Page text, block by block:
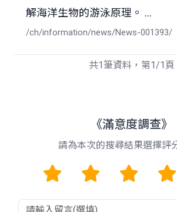
解海洋生物的游泳原理。 ...
/ch/information/news/News-001393/
共1筆資料，第1/1頁
《滿意度調查》
請為本次的搜尋結果選擇評
1 2 3 4